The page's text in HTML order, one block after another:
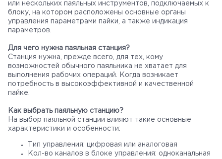
или нескольких паяльных инструментов, подключаемых к
блоку, на котором расположены основные органы
управления параметрами пайки, а также индикация
параметров.
Для чего нужна паяльная станция?
Станция нужна, прежде всего, для тех, кому
возможностей обычного паяльника не хватает для
выполнения рабочих операций. Когда возникает
потребность в высокоэффективной и качественной
пайке.
Как выбрать паяльную станцию?
На выбор паяльной станции влияют такие основные
характеристики и особенности:
Тип управления: цифровая или аналоговая
Кол-во каналов в блоке управления: одноканальная